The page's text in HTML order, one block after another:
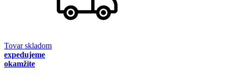
Tovar skladom
expedujeme
okamžite